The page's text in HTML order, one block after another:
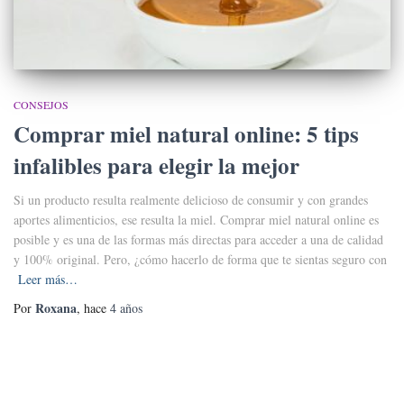
CONSEJOS
Comprar miel natural online: 5 tips
infalibles para elegir la mejor
Si un producto resulta realmente delicioso de consumir y con grandes
aportes alimenticios, ese resulta la miel. Comprar miel natural online es
posible y es una de las formas más directas para acceder a una de calidad
y 100% original. Pero, ¿cómo hacerlo de forma que te sientas seguro con
Leer más…
Por Roxana, hace 4 años